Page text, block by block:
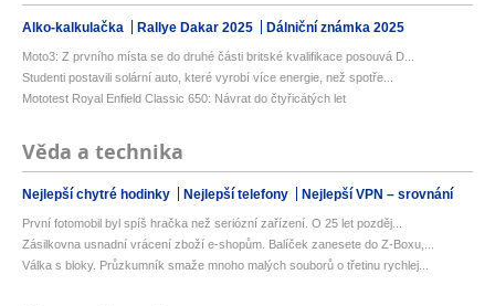
Alko-kalkulačka Rallye Dakar 2025 Dálniční známka 2025
Moto3: Z prvního místa se do druhé části britské kvalifikace posouvá D...
Studenti postavili solární auto, které vyrobí více energie, než spotře...
Mototest Royal Enfield Classic 650: Návrat do čtyřicátých let
Věda a technika
Nejlepší chytré hodinky Nejlepší telefony Nejlepší VPN – srovnání
První fotomobil byl spíš hračka než seriózní zařízení. O 25 let pozděj...
Zásilkovna usnadní vrácení zboží e-shopům. Balíček zanesete do Z-Boxu,...
Válka s bloky. Průzkumník smaže mnoho malých souborů o třetinu rychlej...